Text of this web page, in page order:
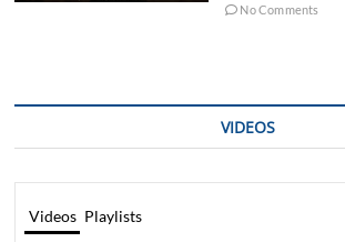
No Comments
VIDEOS
Videos Playlists